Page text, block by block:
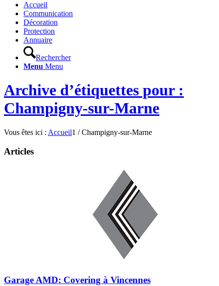
Accueil
Communication
Décoration
Protection
Annuaire
Rechercher
Menu Menu
Archive d’étiquettes pour :
Champigny-sur-Marne
Vous êtes ici : Accueil1 / Champigny-sur-Marne
Articles
Garage AMD: Covering à Vincennes